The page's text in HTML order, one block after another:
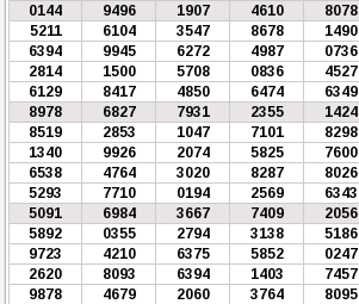
0144
9496 1907 4610 8078
5211
6104 3547 8678 1490
6394
9945 6272 4987 0736
2814
1500 5708 0836 4527
6129
8417 4850 6474 6349
8978
6827 7931 2355 1424
8519
2853 1047 7101 8298
1340
9926 2074 5825 7600
6538
4764 3020 8287 8026
5293
7710 0194 2569 6343
5091
6984 3667 7409 2056
5892
0355 2794 3138 5186
9723
4210 6375 5852 0247
2620
8093 6394 1403 7457
9878
4679 2060 3764 8095